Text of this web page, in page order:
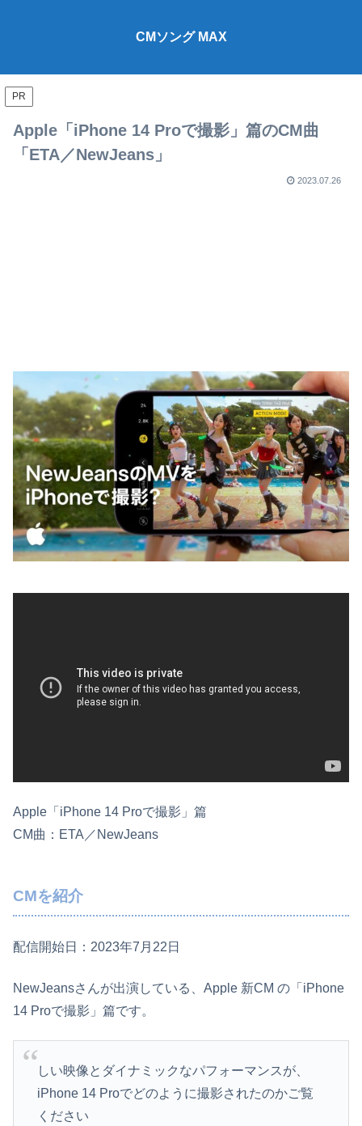
CMソング MAX
PR
Apple「iPhone 14 Proで撮影」篇のCM曲
「ETA／NewJeans」
2023.07.26
Apple「iPhone 14 Proで撮影」篇
CM曲：ETA／NewJeans
CMを紹介
配信開始日：2023年7月22日
NewJeansさんが出演している、Apple 新CM の「iPhone
14 Proで撮影」篇です。
しい映像とダイナミックなパフォーマンスが、
iPhone 14 Proでどのように撮影されたのかご覧
ください